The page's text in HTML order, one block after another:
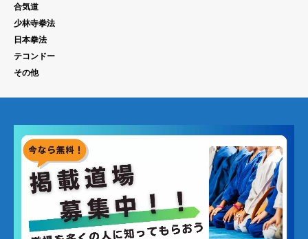
合気道
少林寺拳法
日本拳法
テコンドー
その他